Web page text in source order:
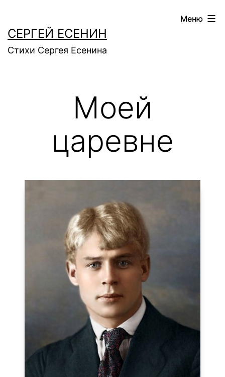
содержимому
СЕРГЕЙ ЕСЕНИН
Стихи Сергея Есенина
Меню
Моей
царевне